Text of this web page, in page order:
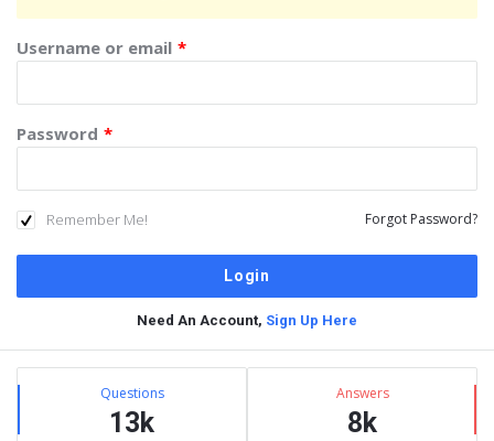
Username or email *
Password *
Remember Me! Forgot Password?
Need An Account, Sign Up Here
Sidebar
Stats Questions
13k
Answers
8k